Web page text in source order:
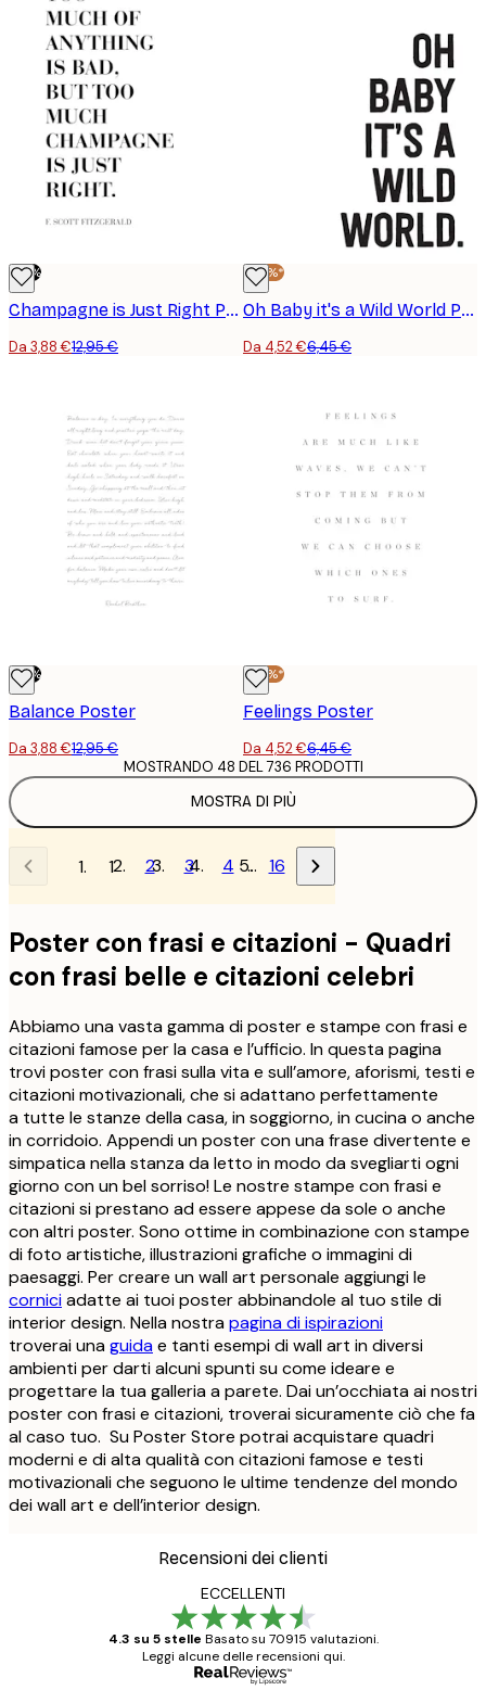
-70%
Champagne is Just Right Poster
Da 3,88 €12,95 €
-30%*
Oh Baby it's a Wild World Poster
Da 4,52 €6,45 €
-70%
Balance Poster
Da 3,88 €12,95 €
-30%*
Feelings Poster
Da 4,52 €6,45 €
MOSTRA DI PIÙ
MOSTRANDO 48 DEL 736 PRODOTTI
1 2 3 4 … 16
Poster con frasi e citazioni - Quadri
con frasi belle e citazioni celebri
Abbiamo una vasta gamma di poster e stampe con frasi e
citazioni famose per la casa e l’ufficio. In questa pagina
trovi poster con frasi sulla vita e sull’amore, aforismi, testi e
citazioni motivazionali, che si adattano perfettamente
a tutte le stanze della casa, in soggiorno, in cucina o anche
in corridoio. Appendi un poster con una frase divertente e
simpatica nella stanza da letto in modo da svegliarti ogni
giorno con un bel sorriso! Le nostre stampe con frasi e
citazioni si prestano ad essere appese da sole o anche
con altri poster. Sono ottime in combinazione con stampe
di foto artistiche, illustrazioni grafiche o immagini di
paesaggi. Per creare un wall art personale aggiungi le
corniciadatte ai tuoi poster abbinandole al tuo stile di
interior design. Nella nostrapagina di ispirazioni
troverai unaguidae tanti esempi di wall art in diversi
ambienti per darti alcuni spunti su come ideare e
progettare la tua galleria a parete. Dai un’occhiata ai nostri
poster con frasi e citazioni, troverai sicuramente ciò che fa
al caso tuo. Su Poster Store potrai acquistare quadri
moderni e di alta qualità con citazioni famose e testi
motivazionali che seguono le ultime tendenze del mondo
dei wall art e dell’interior design.
Recensioni dei clienti
ECCELLENTI
4.3 su 5 stelle Basato su 70915 valutazioni.
Leggi alcune delle recensioni qui.